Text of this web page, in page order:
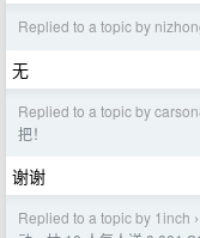
Replied to a topic by
无
Replied to a topic by
把！
谢谢
Replied to a topic by 1inch ›